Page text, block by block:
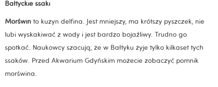
Bałtyckie ssaki
Morświn to kuzyn delfina. Jest mniejszy, ma krótszy pyszczek, nie
lubi wyskakiwać z wody i jest bardzo bojaźliwy. Trudno go
spotkać. Naukowcy szacują, że w Bałtyku żyje tylko kilkaset tych
ssaków. Przed Akwarium Gdyńskim możecie zobaczyć pomnik
morświna.